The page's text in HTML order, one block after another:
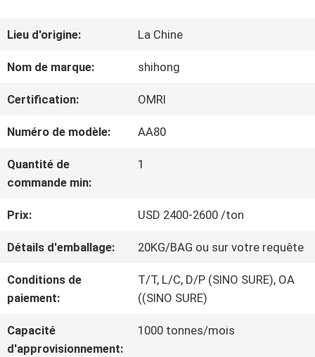
NOUS
CONTRÔLE
DE
QUALITÉ
Lieu d'origine: La Chine
Nom de marque: shihong
Certification: OMRI
Numéro de modèle: AA80
Quantité de
commande min:
1
Prix: USD 2400-2600 /ton
Détails d'emballage: 20KG/BAG ou sur votre requête
Conditions de
paiement:
T/T, L/C, D/P (SINO SURE), OA
((SINO SURE)
Capacité
d'approvisionnement:
1000 tonnes/mois